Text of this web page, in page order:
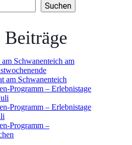
Suchen
Beiträge
am Schwanenteich am
am Schwanenteich
Programm – Erlebnistage
Programm – Erlebnistage
Programm –